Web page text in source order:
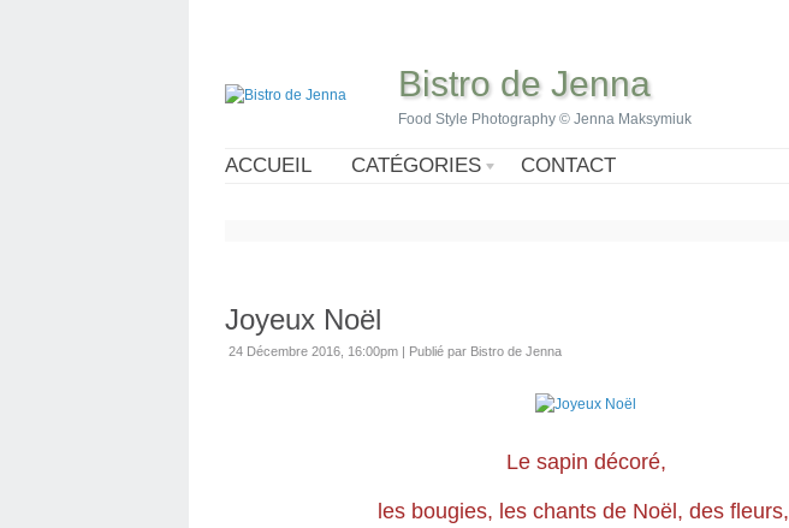
Bistro de Jenna
Food Style Photography © Jenna Maksymiuk
ACCUEIL CATÉGORIES CONTACT
Joyeux Noël
24 Décembre 2016, 16:00pm | Publié par Bistro de Jenna
Le sapin décoré,
les bougies, les chants de Noël, des fleurs,